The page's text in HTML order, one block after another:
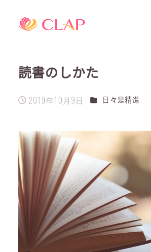
読書のしかた
投稿日
2019年10月9日 カテゴリー
日々是精進